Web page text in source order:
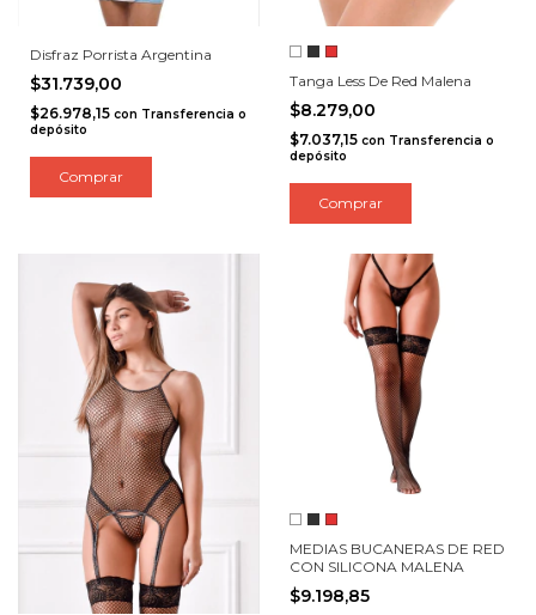
Disfraz Porrista Argentina
$31.739,00
$26.978,15 con Transferencia o
depósito
Tanga Less De Red Malena
$8.279,00
$7.037,15 con Transferencia o
depósito
Comprar
MEDIAS BUCANERAS DE RED
CON SILICONA MALENA
$9.198,85